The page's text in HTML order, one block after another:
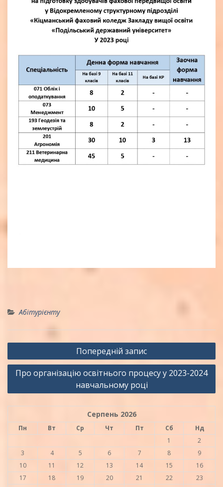
Абітурієнту
Навігація
записів
Попередній запис
Про організацію освітнього процесу у 2023-2024
навчальному році
Серпень 2026
Пн Вт Ср Чт Пт Сб
Нд
1
2
3
4 5 6 7 8
9
10
11 12 13 14 15
16
17
18 19 20 21 22
23